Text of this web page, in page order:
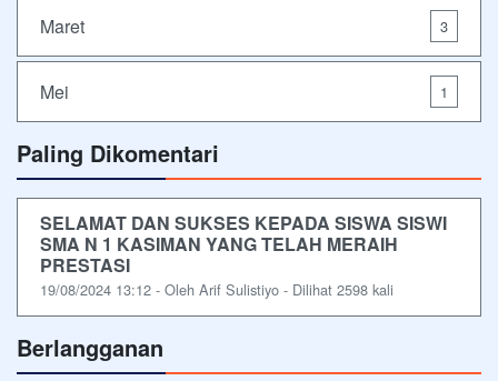
Maret 3
Mei 1
Paling Dikomentari
SELAMAT DAN SUKSES KEPADA SISWA SISWI
SMA N 1 KASIMAN YANG TELAH MERAIH
PRESTASI
19/08/2024 13:12 - Oleh Arif Sulistiyo - Dilihat 2598 kali
Berlangganan